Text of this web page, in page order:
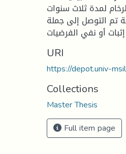
لمدة ثلاث سنوات
تم التوصل إلى جملة
URI
https://depot.univ-
Collections
Master Thesis
Full item page